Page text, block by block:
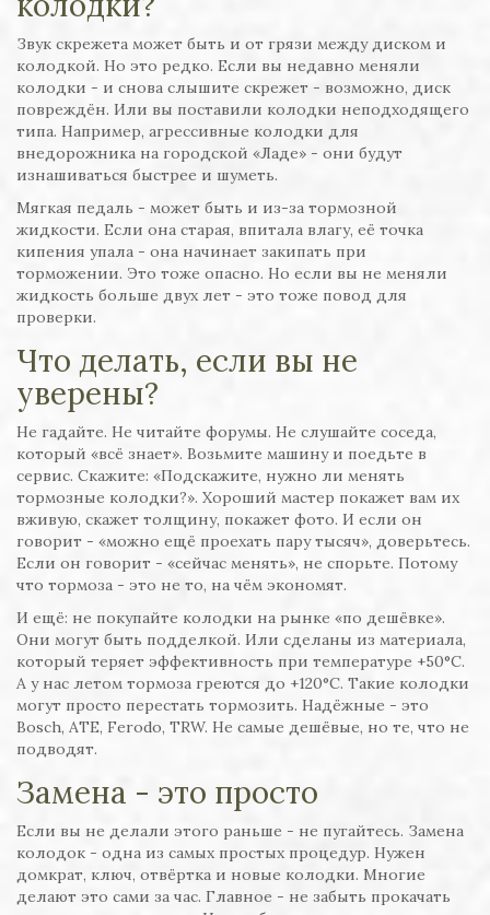
Звук скрежета может быть и от грязи между диском и
колодкой. Но это редко. Если вы недавно меняли
колодки - и снова слышите скрежет - возможно, диск
повреждён. Или вы поставили колодки неподходящего
типа. Например, агрессивные колодки для
внедорожника на городской «Ладе» - они будут
изнашиваться быстрее и шуметь.
Мягкая педаль - может быть и из-за тормозной
жидкости. Если она старая, впитала влагу, её точка
кипения упала - она начинает закипать при
торможении. Это тоже опасно. Но если вы не меняли
жидкость больше двух лет - это тоже повод для
проверки.
Что делать, если вы не
уверены?
Не гадайте. Не читайте форумы. Не слушайте соседа,
который «всё знает». Возьмите машину и поедьте в
сервис. Скажите: «Подскажите, нужно ли менять
тормозные колодки?». Хороший мастер покажет вам их
вживую, скажет толщину, покажет фото. И если он
говорит - «можно ещё проехать пару тысяч», доверьтесь.
Если он говорит - «сейчас менять», не спорьте. Потому
что тормоза - это не то, на чём экономят.
И ещё: не покупайте колодки на рынке «по дешёвке».
Они могут быть подделкой. Или сделаны из материала,
который теряет эффективность при температуре +50°C.
А у нас летом тормоза греются до +120°C. Такие колодки
могут просто перестать тормозить. Надёжные - это
Bosch, ATE, Ferodo, TRW. Не самые дешёвые, но те, что не
подводят.
Замена - это просто
Если вы не делали этого раньше - не пугайтесь. Замена
колодок - одна из самых простых процедур. Нужен
домкрат, ключ, отвёртка и новые колодки. Многие
делают это сами за час. Главное - не забыть прокачать